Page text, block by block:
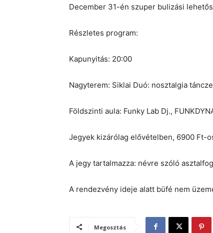
December 31-én szuper bulizási
Részletes program:
Kapunyitás: 20:00
Nagyterem: Siklai Duó: nosztalgia
Földszinti aula: Funky Lab Dj.,
Jegyek kizárólag elővételben, 6900 Ft-
A jegy tartalmazza: névre szóló
A rendezvény ideje alatt büfé nem
Megosztás